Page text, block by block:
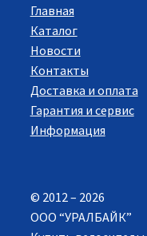
Главная
Каталог
Новости
Контакты
Доставка и оплата
Гарантия и сервис
Информация
© 2012 – 2026
ООО “УРАЛБАЙК”